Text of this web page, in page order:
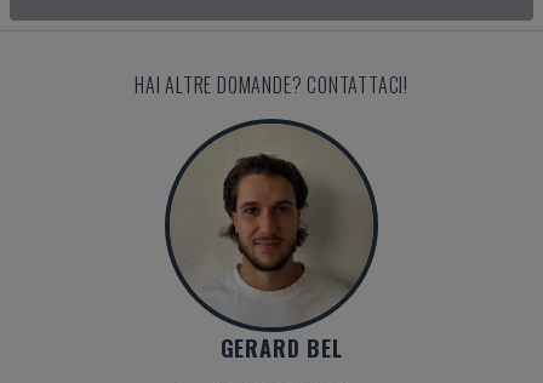
HAI ALTRE DOMANDE? CONTATTACI!
GERARD BEL